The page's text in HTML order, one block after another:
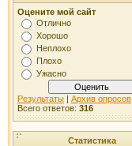
Оцените мой сайт
Отлично
Хорошо
Неплохо
Плохо
Ужасно
Результаты | Архив опросов
Всего ответов: 316
Статистика